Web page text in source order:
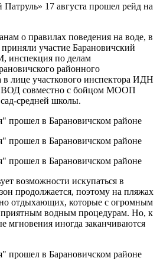
17 августа прошел рейд на
о правилах поведения на воде, в
участие Барановичский
инспекция по делам
районного
в лице участкового инспектора ИДН
совместно с бойцом МООП
средней школы.
возможности искупаться в
продолжается, поэтому на пляжах
отдыхающих, которые с огромным
приятным водным процедурам. Но, к
мгновения иногда заканчиваются